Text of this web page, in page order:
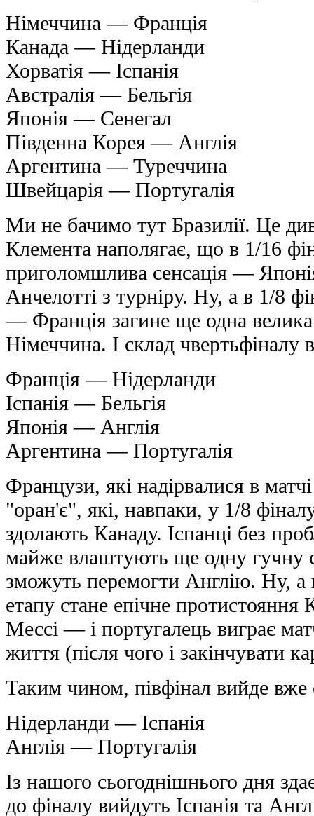
Німеччина — Франція
Канада — Нідерланди
Хорватія — Іспанія
Австралія — Бельгія
Японія — Сенегал
Південна Корея — Англія
Аргентина — Туреччина
Швейцарія — Португалія
Ми не бачимо тут Бразилії. Це
Клемента наполягає, що в 1/16
приголомшлива сенсація —
Анчелотті з турніру. Ну, а в 1/8
— Франція загине ще одна
Німеччина. І склад чвертьфіналу
Франція — Нідерланди
Іспанія — Бельгія
Японія — Англія
Аргентина — Португалія
Французи, які надірвалися в
"оран'є", які, навпаки, у 1/8
здолають Канаду. Іспанці без
майже влаштують ще одну гучну
зможуть перемогти Англію. Ну, а
етапу стане епічне
Мессі — і португалець виграє
життя (після чого і закінчувати
Таким чином, півфінал вийде вже
Нідерланди — Іспанія
Англія — Португалія
Iз нашого сьогоднішнього дня
до фіналу вийдуть Іспанія та